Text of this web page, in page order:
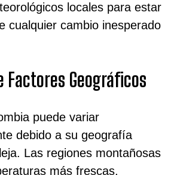
locales para estar
cualquier cambio inesperado
Factores Geográficos
puede variar
debido a su geografía
Las regiones montañosas
más frescas,